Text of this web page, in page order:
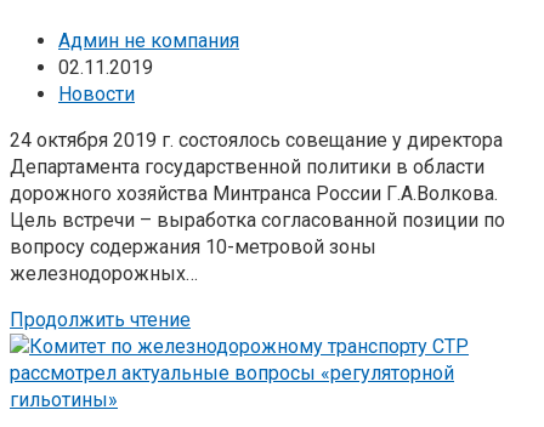
Админ не компания
02.11.2019
Новости
24 октября 2019 г. состоялось совещание у директора
Департамента государственной политики в области
дорожного хозяйства Минтранса России Г.А.Волкова.
Цель встречи – выработка согласованной позиции по
вопросу содержания 10-метровой зоны
железнодорожных…
Продолжить чтение